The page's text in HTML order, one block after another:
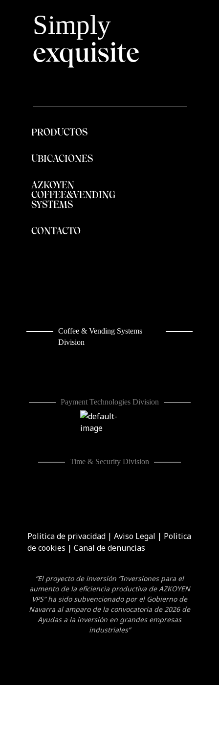
Simply
exquisite
PRODUCTOS
UBICACIONES
AZKOYEN
COFFEE&VENDING
SYSTEMS
CONTACTO
Coffee & Vending Systems
Division
Payment Technologies Division
Time & Security Division
Politica de privacidad |Aviso Legal | Politica
de cookies |Canal de denuncias
“El proyecto de inversión “Inversiones para el
aumento de la eficiencia productiva de AZKOYEN
VPS” ha sido subvencionado por el Gobierno de
Navarra al amparo de la convocatoria de 2026 de
Ayudas a la inversión en grandes empresas
industriales”